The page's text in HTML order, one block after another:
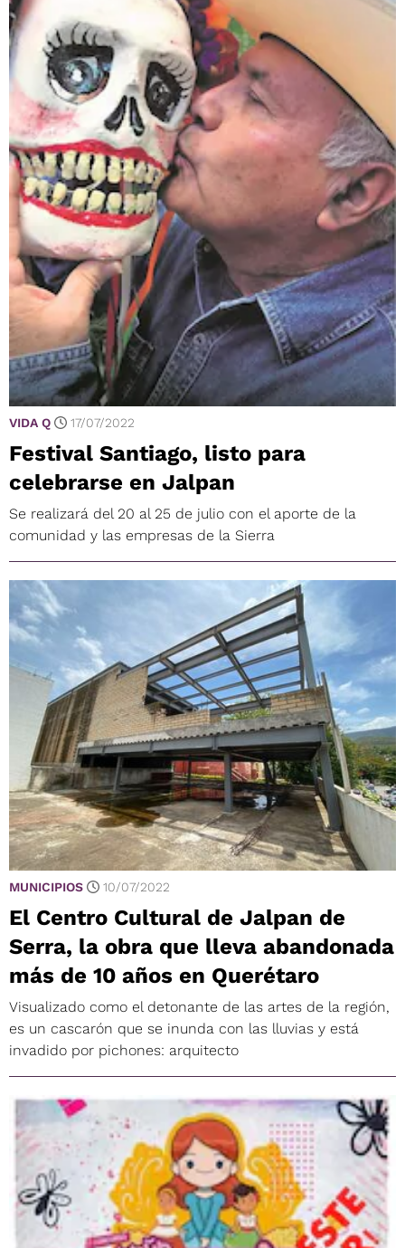
VIDA Q 17/07/2022
Festival Santiago, listo para
celebrarse en Jalpan
Se realizará del 20 al 25 de julio con el aporte de la
comunidad y las empresas de la Sierra
MUNICIPIOS 10/07/2022
El Centro Cultural de Jalpan de
Serra, la obra que lleva abandonada
más de 10 años en Querétaro
Visualizado como el detonante de las artes de la región,
es un cascarón que se inunda con las lluvias y está
invadido por pichones: arquitecto